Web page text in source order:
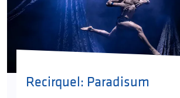
Recirquel: Paradisum